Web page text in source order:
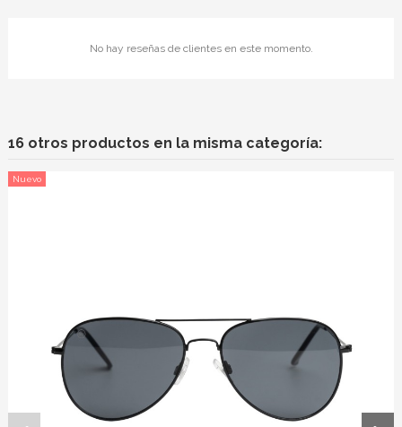
No hay reseñas de clientes en este momento.
16 otros productos en la misma categoría:
Nuevo